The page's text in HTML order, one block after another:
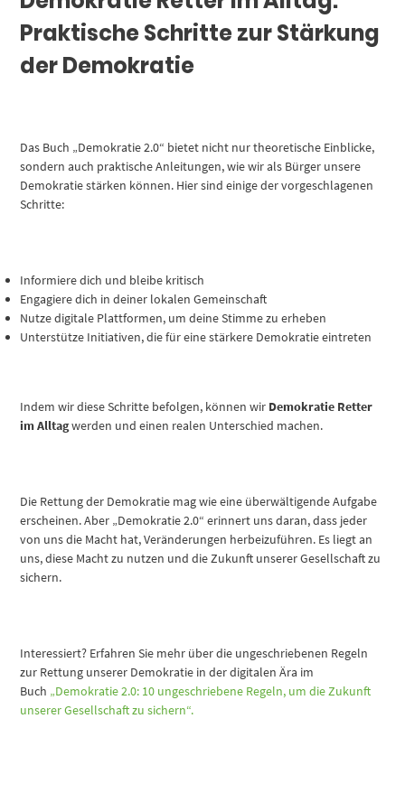
Praktische Schritte zur Stärkung
der Demokratie
Das Buch „Demokratie 2.0“ bietet nicht nur theoretische Einblicke,
sondern auch praktische Anleitungen, wie wir als Bürger unsere
Demokratie stärken können. Hier sind einige der vorgeschlagenen
Schritte:
Informiere dich und bleibe kritisch
Engagiere dich in deiner lokalen Gemeinschaft
Nutze digitale Plattformen, um deine Stimme zu erheben
Unterstütze Initiativen, die für eine stärkere Demokratie eintreten
Indem wir diese Schritte befolgen, können wir Demokratie Retter
im Alltagwerden und einen realen Unterschied machen.
Die Rettung der Demokratie mag wie eine überwältigende Aufgabe
erscheinen. Aber „Demokratie 2.0“ erinnert uns daran, dass jeder
von uns die Macht hat, Veränderungen herbeizuführen. Es liegt an
uns, diese Macht zu nutzen und die Zukunft unserer Gesellschaft zu
sichern.
Interessiert? Erfahren Sie mehr über die ungeschriebenen Regeln
zur Rettung unserer Demokratie in der digitalen Ära im
Buch „Demokratie 2.0: 10 ungeschriebene Regeln, um die Zukunft
unserer Gesellschaft zu sichern“.